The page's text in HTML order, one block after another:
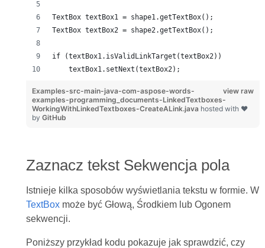
TextBox textBox1 = shape1.getTextBox();
TextBox textBox2 = shape2.getTextBox();
if (textBox1.isValidLinkTarget(textBox2))
    textBox1.setNext(textBox2);
view raw
Examples-src-main-java-com-aspose-words-
examples-programming_documents-LinkedTextboxes-
WorkingWithLinkedTextboxes-CreateALink.java hosted with ❤
by GitHub
Zaznacz tekst Sekwencja pola
Istnieje kilka sposobów wyświetlania tekstu w formie. W
TextBoxmoże być Głową, Środkiem lub Ogonem
sekwencji.
Poniższy przykład kodu pokazuje jak sprawdzić, czy